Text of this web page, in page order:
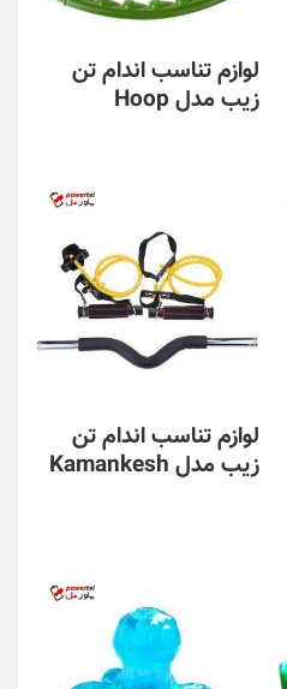
لوازم تناسب اندام تن
زیب مدل Hoop
لوازم تناسب اندام تن
زیب مدل Kamankesh